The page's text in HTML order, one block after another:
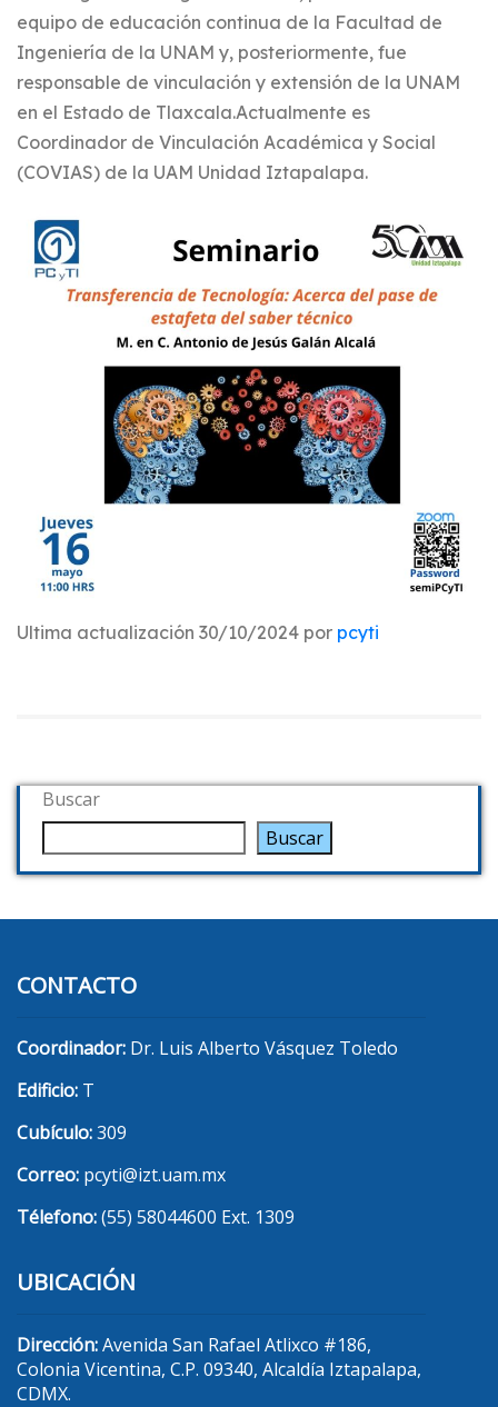
equipo de educación continua de la Facultad de
Ingeniería de la UNAM y, posteriormente, fue
responsable de vinculación y extensión de la UNAM
en el Estado de Tlaxcala.Actualmente es
Coordinador de Vinculación Académica y Social
(COVIAS) de la UAM Unidad Iztapalapa.
Ultima actualización 30/10/2024 por pcyti
Buscar
Buscar
CONTACTO
Coordinador: Dr. Luis Alberto Vásquez Toledo
Edificio: T
Cubículo:309
Correo: pcyti@izt.uam.mx
Télefono:(55) 58044600 Ext. 1309
UBICACIÓN
Dirección:Avenida San Rafael Atlixco #186,
Colonia Vicentina, C.P. 09340, Alcaldía Iztapalapa,
CDMX.